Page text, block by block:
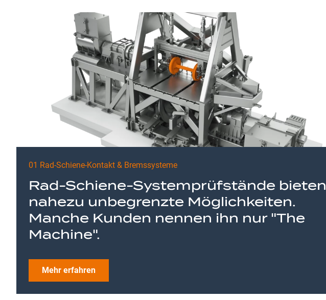
01 Rad-Schiene-Kontakt & Bremssysteme
Rad-Schiene-Systemprüfstände bieten
nahezu unbegrenzte Möglichkeiten.
Manche Kunden nennen ihn nur "The
Machine".
Mehr erfahren